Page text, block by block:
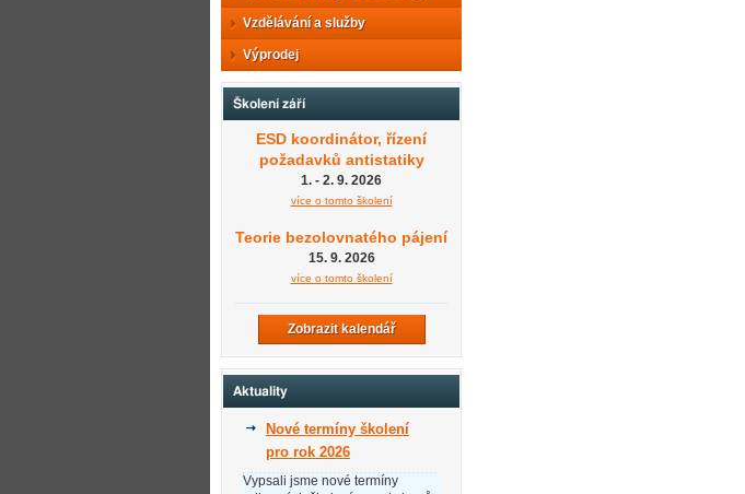
Vzdělávání a služby
Výprodej
Školení září
ESD koordinátor, řízení
požadavků antistatiky
1. - 2. 9. 2026
více o tomto školení
Teorie bezolovnatého pájení
15. 9. 2026
více o tomto školení
Zobrazit kalendář
Aktuality
Nové termíny školení
pro rok 2026
Vypsali jsme nové termíny